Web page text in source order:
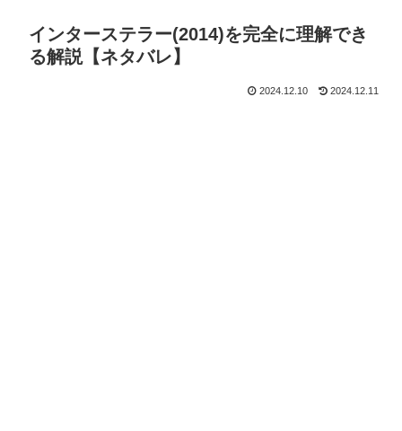
インターステラー(2014)を完全に理解でき
る解説【ネタバレ】
2024.12.10 2024.12.11